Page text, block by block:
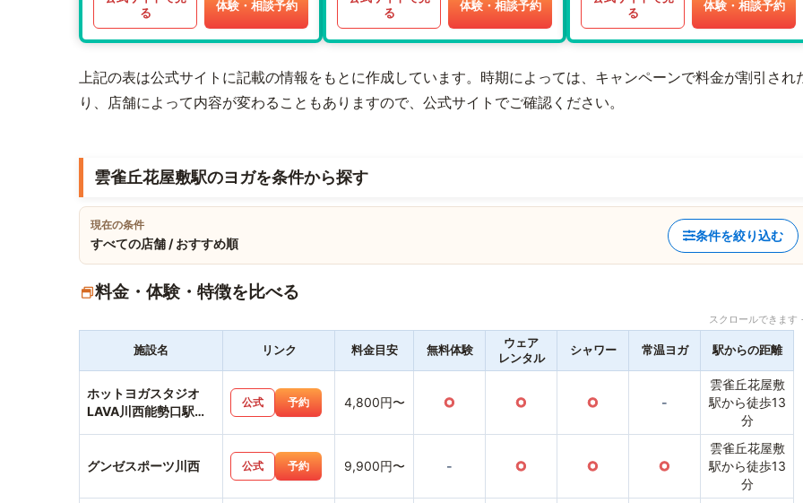
る
体験・相談予約
る
体験・相談予約
る
体験・相談予約
上記の表は公式サイトに記載の情報をもとに作成しています。時期によっては、キャンペーンで料金が割引され
り、店舗によって内容が変わることもありますので、公式サイトでご確認ください。
雲雀丘花屋敷駅のヨガを条件から探す
現在の条件
すべての店舗 / おすすめ順
条件を絞り込む
料金・体験・特徴を比べる
スクロールできま
施設名 リンク 料金目安 無料体験
ウェア
レンタル
シャワー 常温ヨガ 駅からの距離
ホットヨガスタジオ
LAVA川西能勢口駅前
公式 予約 4,800円〜 ○ ○ ○ -
雲雀丘花屋敷
駅から徒歩13
分
グンゼスポーツ川西 公式 予約 9,900円〜 - ○ ○ ○
雲雀丘花屋敷
駅から徒歩13
分